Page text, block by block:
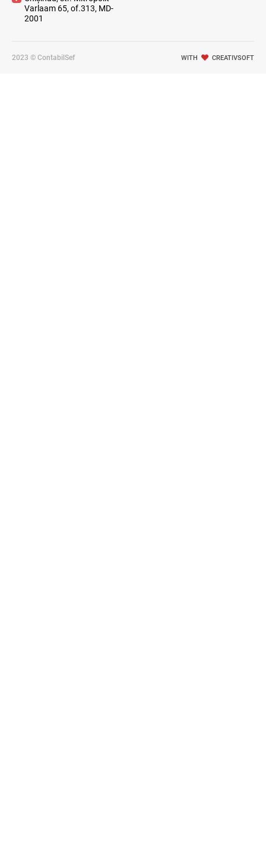
Varlaam 65, of.313, MD-
2001
2023 © ContabilSef WITH CREATIVSOFT